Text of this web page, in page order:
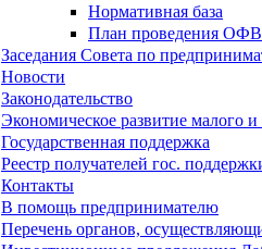
Нормативная база
План проведения
Заседания Совета по
Новости
Законодательство
Экономическое развитие малого и
Государственная поддержка
Реестр получателей гос.
Контакты
В помощь предпринимателю
Перечень органов,